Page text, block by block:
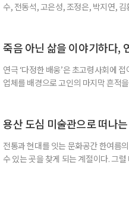
수, 전동석, 고은성, 조정은, 박지연,
은성이 새롭게 드라큘라 역에 합류해
죽음 아닌 삶을 이야기하다,
연극 ‘다정한 배웅’은 초고령사회에
업체를 배경으로 고인의 마지막 흔적
아트홀 출연 •반춘배 : 장용, 서인석 •
용산 도심 미술관으로 떠나
전통과 현대를 잇는 문화공간 한여름
수 있는 곳을 찾게 되는 계절이다. 그